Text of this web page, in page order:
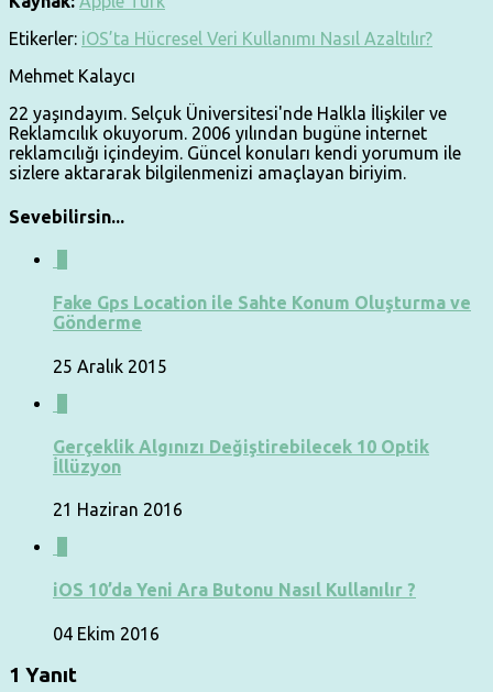
Etikerler: iOS’ta Hücresel Veri Kullanımı Nasıl Azaltılır?
Mehmet Kalaycı
22 yaşındayım. Selçuk Üniversitesi'nde Halkla İlişkiler ve
Reklamcılık okuyorum. 2006 yılından bugüne internet
reklamcılığı içindeyim. Güncel konuları kendi yorumum ile
sizlere aktararak bilgilenmenizi amaçlayan biriyim.
Sevebilirsin...
Fake Gps Location ile Sahte Konum Oluşturma ve
Gönderme
25 Aralık 2015
Gerçeklik Algınızı Değiştirebilecek 10 Optik
İllüzyon
21 Haziran 2016
iOS 10’da Yeni Ara Butonu Nasıl Kullanılır ?
04 Ekim 2016
1 Yanıt